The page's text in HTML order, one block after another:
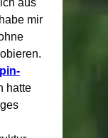
aus
mir
hatte